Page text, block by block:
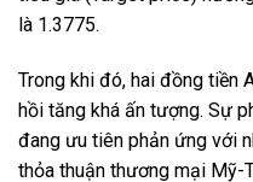
là 1.3775.
Trong khi đó, hai đồng tiền
hồi tăng khá ấn tượng. Sự
đang ưu tiên phản ứng với
thỏa thuận thương mại Mỹ-